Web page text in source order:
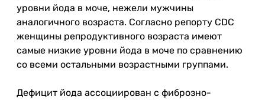
уровни йода в моче, нежели мужчины
аналогичного возраста. Согласно репорту CDC
женщины репродуктивного возраста имеют
самые низкие уровни йода в моче по сравнению
со всеми остальными возрастными группами.
Дефицит йода ассоциирован с фиброзно-